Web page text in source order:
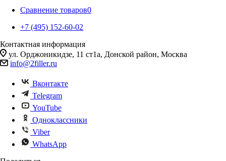
Сравнение товаров0
+7 (495) 152-60-02
Контактная информация
ул. Орджоникидзе, 11 ст1а, Донской район, Москва
info@2filler.ru
Вконтакте
Telegram
YouTube
Одноклассники
Viber
WhatsApp